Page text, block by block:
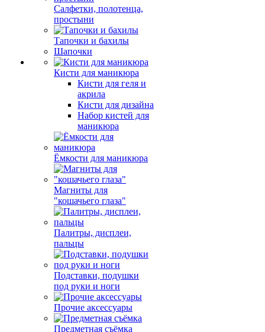
Салфетки, полотенца,
простыни
Тапочки и бахилы
Шапочки
Кисти для маникюра
Кисти для геля и
акрила
Кисти для дизайна
Набор кистей для
маникюра
Ёмкости для маникюра
Магниты для
"кошачьего глаза"
Палитры, дисплеи,
пальцы
Подставки, подушки
под руки и ноги
Прочие аксессуары
Предметная съёмка